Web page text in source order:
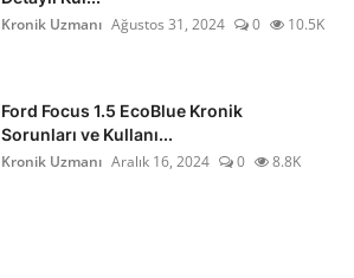
Kronik Uzmanı Ağustos 31, 2024 0 10.5K
Ford Focus 1.5 EcoBlue Kronik
Sorunları ve Kullanı...
Kronik Uzmanı Aralık 16, 2024 0 8.8K